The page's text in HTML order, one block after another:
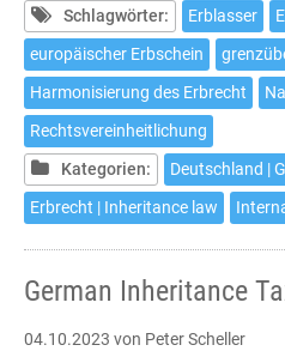
Artikel
5
EUErbVO
Schlagwörter: Erblasser
europäischer Erbschein
Harmonisierung des Erbrecht
Rechtsvereinheitlichung
Kategorien:
Deutschland |
Erbrecht | Inheritance law
German Inheritance
04.10.2023 von Peter Scheller